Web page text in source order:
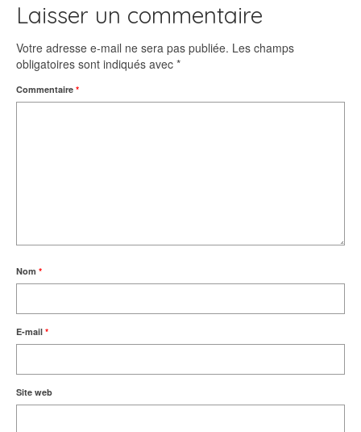
Laisser un commentaire
Votre adresse e-mail ne sera pas publiée. Les champs
obligatoires sont indiqués avec *
Commentaire *
Nom *
E-mail *
Site web